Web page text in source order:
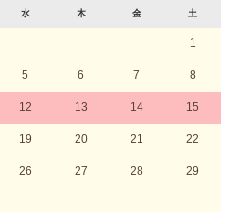
水 木 金 土
1
5 6 7 8
12 13 14 15
19 20 21 22
26 27 28 29